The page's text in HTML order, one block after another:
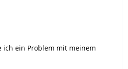
ich ein Problem mit meinem